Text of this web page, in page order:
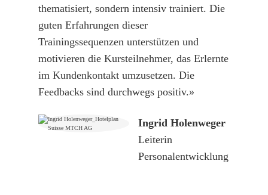
thematisiert, sondern intensiv trainiert. Die
guten Erfahrungen dieser
Trainingssequenzen unterstützen und
motivieren die Kursteilnehmer, das Erlernte
im Kundenkontakt umzusetzen. Die
Feedbacks sind durchwegs positiv.»
Ingrid Holenweger
Leiterin
Personalentwicklung